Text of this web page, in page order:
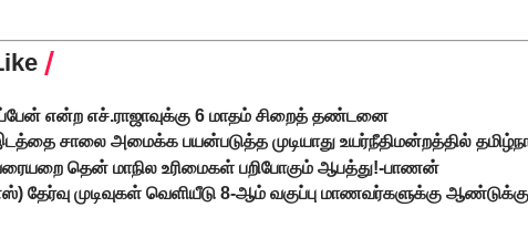
என்ற எச்.ராஜாவுக்கு 6 மாதம் சிறைத் தண்டனை
சாலை அமைக்க பயன்படுத்த முடியாது உயர்நீதிமன்றத்தில்
தென் மாநில உரிமைகள் பறிபோகும் ஆபத்து!-பாணன்
தேர்வு முடிவுகள் வெளியீடு 8-ஆம் வகுப்பு மாணவர்களுக்கு